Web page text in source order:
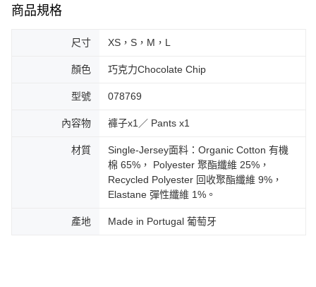
商品規格
尺寸 XS，S，M，L
顏色 巧克力Chocolate Chip
型號 078769
內容物 褲子x1／ Pants x1
材質
Single-Jersey面料：Organic Cotton 有機
棉 65%， Polyester 聚酯纖維 25%，
Recycled Polyester 回收聚酯纖維 9%，
Elastane 彈性纖維 1%。
產地 Made in Portugal 葡萄牙